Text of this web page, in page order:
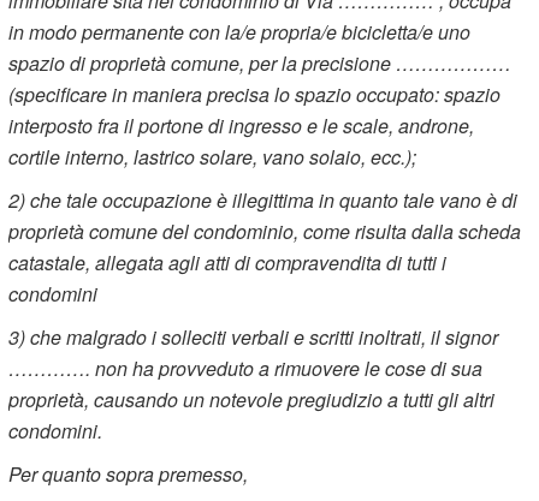
in modo permanente con la/e propria/e bicicletta/e uno
spazio di proprietà comune, per la precisione ………………
(specificare in maniera precisa lo spazio occupato: spazio
interposto fra il portone di ingresso e le scale, androne,
cortile interno, lastrico solare, vano solaio, ecc.);
2) che tale occupazione è illegittima in quanto tale vano è di
proprietà comune del condominio, come risulta dalla scheda
catastale, allegata agli atti di compravendita di tutti i
condomini
3) che malgrado i solleciti verbali e scritti inoltrati, il signor
…………. non ha provveduto a rimuovere le cose di sua
proprietà, causando un notevole pregiudizio a tutti gli altri
condomini.
Per quanto sopra premesso,